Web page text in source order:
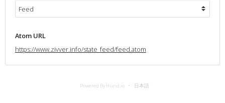
Atom URL
https://www.zivver.info/state_feed/feed.atom
Powered By Hund.io 日本語